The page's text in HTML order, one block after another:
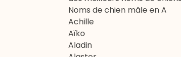
Noms de chien mâle en A
Achille
Aïko
Aladin